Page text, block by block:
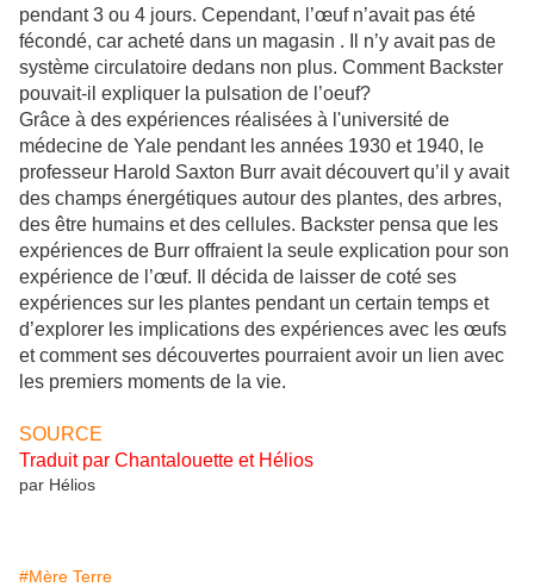
pendant 3 ou 4 jours. Cependant, l’œuf n’avait pas été
fécondé, car acheté dans un magasin . Il n’y avait pas de
système circulatoire dedans non plus. Comment Backster
pouvait-il expliquer la pulsation de l’oeuf?
Grâce à des expériences réalisées à l'université de
médecine de Yale pendant les années 1930 et 1940, le
professeur Harold Saxton Burr avait découvert qu’il y avait
des champs énergétiques autour des plantes, des arbres,
des être humains et des cellules. Backster pensa que les
expériences de Burr offraient la seule explication pour son
expérience de l’œuf. Il décida de laisser de coté ses
expériences sur les plantes pendant un certain temps et
d’explorer les implications des expériences avec les œufs
et comment ses découvertes pourraient avoir un lien avec
les premiers moments de la vie.
SOURCE
Traduit par Chantalouette et Hélios
par Hélios
#Mère Terre